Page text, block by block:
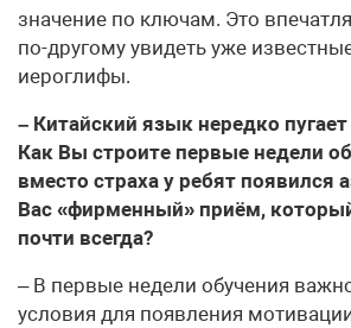
значение по ключам. Это
по-другому увидеть уже
иероглифы.
– Китайский язык нередко
Как Вы строите первые недели
вместо страха у ребят появился
Вас «фирменный» приём,
почти всегда?
– В первые недели обучения
условия для появления